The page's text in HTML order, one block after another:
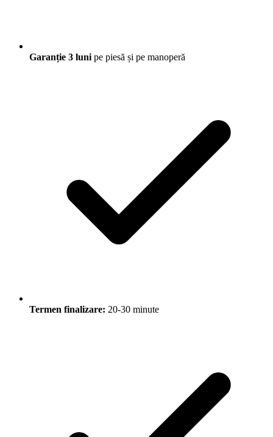
Garanție 3 luni pe piesă și pe manoperă
Termen finalizare: 20-30 minute